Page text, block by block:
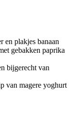
en plakjes banaan
gebakken paprika
bijgerecht van
van magere yoghurt